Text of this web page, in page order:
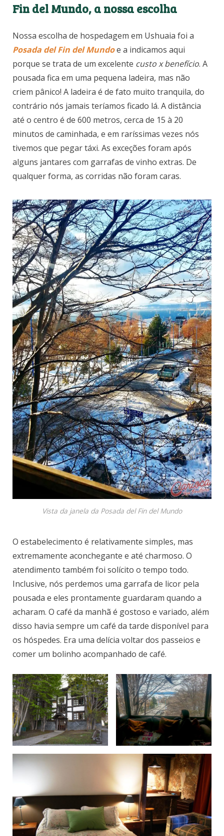
Fin del Mundo, a nossa escolha
Nossa escolha de hospedagem em Ushuaia foi a
Posada del Fin del Mundoe a indicamos aqui
porque se trata de um excelente custo x benefício. A
pousada fica em uma pequena ladeira, mas não
criem pânico! A ladeira é de fato muito tranquila, do
contrário nós jamais teríamos ficado lá. A distância
até o centro é de 600 metros, cerca de 15 à 20
minutos de caminhada, e em raríssimas vezes nós
tivemos que pegar táxi. As exceções foram após
alguns jantares com garrafas de vinho extras. De
qualquer forma, as corridas não foram caras.
Vista da janela da Posada del Fin del Mundo
O estabelecimento é relativamente simples, mas
extremamente aconchegante e até charmoso. O
atendimento também foi solícito o tempo todo.
Inclusive, nós perdemos uma garrafa de licor pela
pousada e eles prontamente guardaram quando a
acharam. O café da manhã é gostoso e variado, além
disso havia sempre um café da tarde disponível para
os hóspedes. Era uma delícia voltar dos passeios e
comer um bolinho acompanhado de café.